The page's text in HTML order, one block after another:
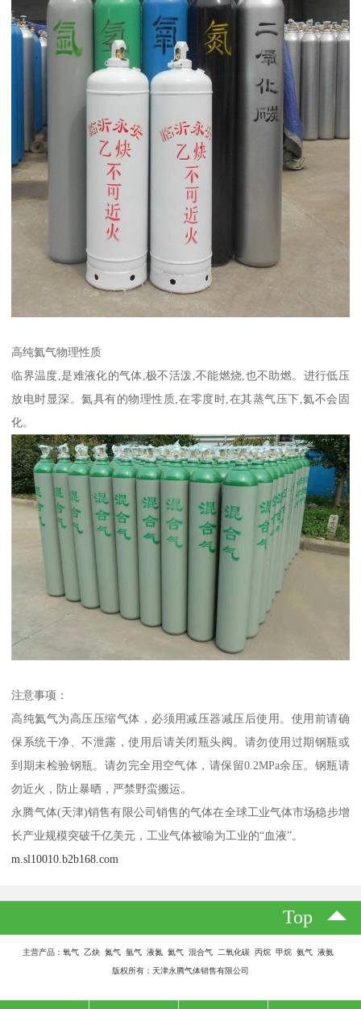
高纯氦气物理性质
临界温度,是难液化的气体,极不活泼,不能燃烧,也不助燃。进行低压
放电时显深。氦具有的物理性质,在零度时,在其蒸气压下,氦不会固
化。
注意事项：
高纯氦气为高压压缩气体，必须用减压器减压后使用。使用前请确
保系统干净、不泄露，使用后请关闭瓶头阀。请勿使用过期钢瓶或
到期未检验钢瓶。请勿完全用空气体，请保留0.2MPa余压。钢瓶请
勿近火，防止暴晒，严禁野蛮搬运。
永腾气体(天津)销售有限公司销售的气体在全球工业气体市场稳步增
长产业规模突破千亿美元，工业气体被喻为工业的“血液”。
m.sl10010.b2b168.com
Top
主营产品：氧气 乙炔 氮气 氩气 液氮 氦气 混合气 二氧化碳 丙烷 甲烷 氨气 液氨
版权所有：天津永腾气体销售有限公司